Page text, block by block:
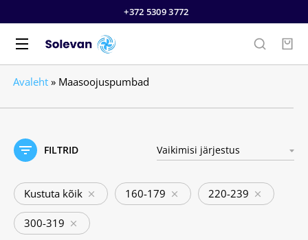
+372 5309 3772
Avaleht » Maasoojuspumbad
FILTRID
Kustuta kõik 160-179 220-239
300-319